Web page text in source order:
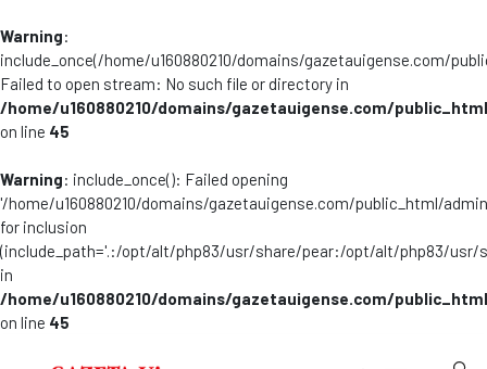
Warning:
include_once(/home/u160880210/domains/gazetauigense.com/
Failed to open stream: No such file or directory in
/home/u160880210/domains/gazetauigense.com/
on line 45
Warning: include_once(): Failed opening
'/home/u160880210/domains/gazetauigense.com/public_html/
for inclusion
(include_path='.:/opt/alt/php83/usr/share/pear:/opt/alt/php83/
in
/home/u160880210/domains/gazetauigense.com/
on line 45